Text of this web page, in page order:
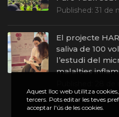
Published: 31 de
El projecte
saliva de 100
l’estudi del
malalties
Aquest lloc web utilitza
tercers. Pots editar les teves
acceptar l'ús de les cookies.